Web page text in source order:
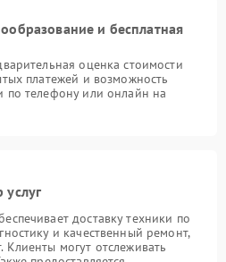
и бесплатная
оценка стоимости
платежей и возможность
по телефону или онлайн на
доставку техники по
и качественный ремонт,
могут отслеживать